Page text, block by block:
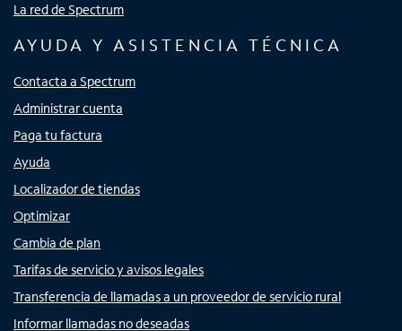
La red de Spectrum
AYUDA Y ASISTENCIA TÉCNICA
Contacta a Spectrum
Administrar cuenta
Paga tu factura
Ayuda
Localizador de tiendas
Optimizar
Cambia de plan
Tarifas de servicio y avisos legales
Transferencia de llamadas a un proveedor de servicio rural
Informar llamadas no deseadas